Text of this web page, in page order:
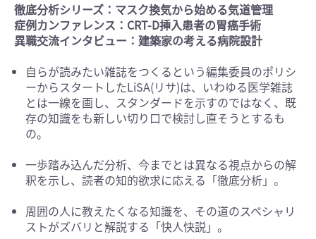
徹底分析シリーズ：マスク換気から始める気道管理
症例カンファレンス：CRT-D挿入患者の胃癌手術
異職交流インタビュー：建築家の考える病院設計
自らが読みたい雑誌をつくるという編集委員のポリシ
ーからスタートしたLiSA(リサ)は、いわゆる医学雑誌
とは一線を画し、スタンダードを示すのではなく、既
存の知識をも新しい切り口で検討し直そうとするも
の。
一歩踏み込んだ分析、今までとは異なる視点からの解
釈を示し、読者の知的欲求に応える「徹底分析」。
周囲の人に教えたくなる知識を、その道のスペシャリ
ストがズバリと解説する「快人快説」。